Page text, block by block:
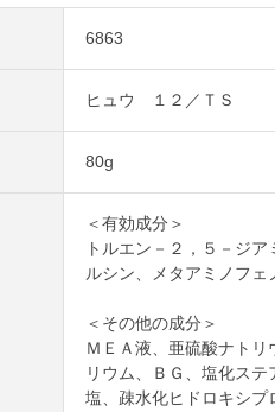
6863
ヒュウ １２／ＴＳ
80g
＜有効成分＞
トルエン－２，５－ジ
ルシン、メタアミノフ
＜その他の成分＞
ＭＥＡ液、亜硫酸ナト
リウム、ＢＧ、塩化ス
塩、疎水化ヒドロキシ